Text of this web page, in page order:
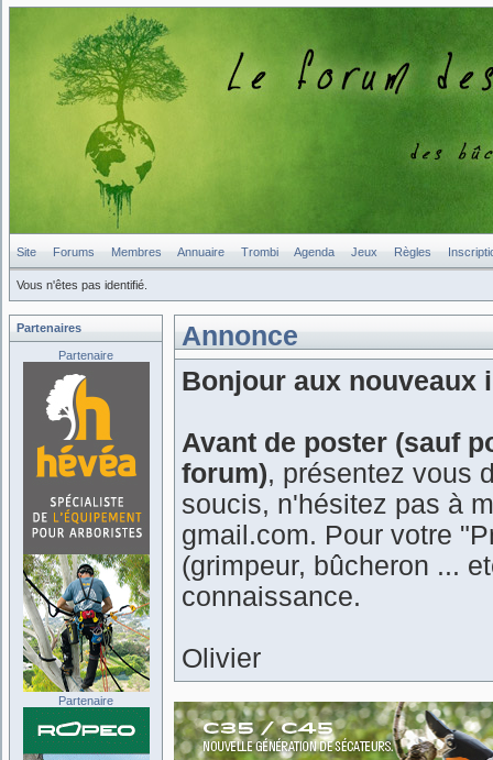
Site Forums Membres Annuaire Trombi Agenda Jeux Règles
Vous n'êtes pas identifié.
Annonce
Bonjour aux nouveaux
Avant de poster (sauf
forum), présentez vous
soucis, n'hésitez pas à
gmail.com. Pour votre
(grimpeur, bûcheron ...
connaissance.
Olivier
Partenaires
Partenaire
Partenaire